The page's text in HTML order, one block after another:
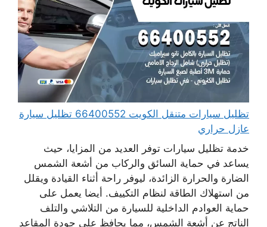
تظليل سيارات متنقل الكويت 66400552 تظليل سيارة
عازل حراري
خدمة تظليل سيارات توفر العديد من المزايا، حيث
يساعد في حماية السائق والركاب من أشعة الشمس
الضارة والحرارة الزائدة، ليوفر راحة أثناء القيادة ويقلل
من استهلاك الطاقة لنظام التكييف. أيضا يعمل على
حماية العوادم الداخلية للسيارة من التلاشي والتلف
الناتج عن أشعة الشمس، مما يحافظ على جودة المقاعد